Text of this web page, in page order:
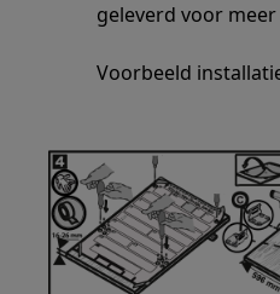
geleverd voor
Voorbeeld